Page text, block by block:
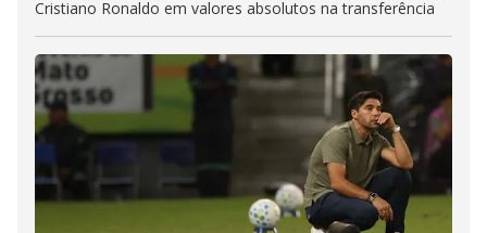
Cristiano Ronaldo em valores absolutos na transferência